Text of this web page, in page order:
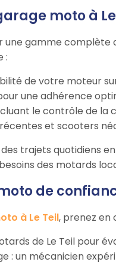
moto à
gamme complète
:
de votre moteur
une adhérence
le contrôle de la
et scooters
trajets quotidiens
des motards
de
à Le Teil, prenez en
de Le Teil pour
: un mécanicien